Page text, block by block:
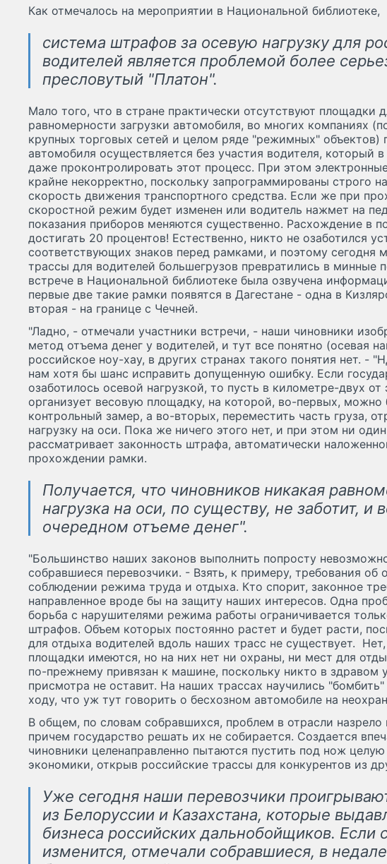
Как отмечалось на мероприятии в Национальной библиотеке,
система штрафов за осевую нагрузку для
водителей является проблемой более
пресловутый "Платон".
Мало того, что в стране практически отсутствуют площадки
равномерности загрузки автомобиля, во многих компаниях
крупных торговых сетей и целом ряде "режимных" объектов)
автомобиля осуществляется без участия водителя, который
даже проконтролировать этот процесс. При этом
крайне некорректно, поскольку запрограммированы строго
скорость движения транспортного средства. Если же при
скоростной режим будет изменен или водитель нажмет на
показания приборов меняются существенно. Расхождение в
достигать 20 процентов! Естественно, никто не озаботился
соответствующих знаков перед рамками, и поэтому сегодня
трассы для водителей большегрузов превратились в минные
встрече в Национальной библиотеке была озвучена
первые две такие рамки появятся в Дагестане - одна в
вторая - на границе с Чечней.
"Ладно, - отмечали участники встречи, - наши чиновники
метод отъема денег у водителей, и тут все понятно (осевая
российское ноу-хау, в других странах такого понятия нет. -
нам хотя бы шанс исправить допущенную ошибку. Если
озаботилось осевой нагрузкой, то пусть в километре-двух
организует весовую площадку, на которой, во-первых, можно
контрольный замер, а во-вторых, переместить часть груза,
нагрузку на оси. Пока же ничего этого нет, и при этом ни
рассматривает законность штрафа, автоматически
прохождении рамки.
Получается, что чиновников никакая
нагрузка на оси, по существу, не заботит, и
очередном отъеме денег".
"Большинство наших законов выполнить попросту
собравшиеся перевозчики. - Взять, к примеру, требования об
соблюдении режима труда и отдыха. Кто спорит, законное
направленное вроде бы на защиту наших интересов. Одна
борьба с нарушителями режима работы ограничивается
штрафов. Объем которых постоянно растет и будет расти,
для отдыха водителей вдоль наших трасс не существует.
площадки имеются, но на них нет ни охраны, ни мест для
по-прежнему привязан к машине, поскольку никто в здравом
присмотра не оставит. На наших трассах научились
ходу, что уж тут говорить о бесхозном автомобиле на
В общем, по словам собравшихся, проблем в отрасли
причем государство решать их не собирается. Создается
чиновники целенаправленно пытаются пустить под нож целую
экономики, открыв российские трассы для конкурентов из
Уже сегодня наши перевозчики
из Белоруссии и Казахстана, которые
бизнеса российских дальнобойщиков. Если
изменится, отмечали собравшиеся, в